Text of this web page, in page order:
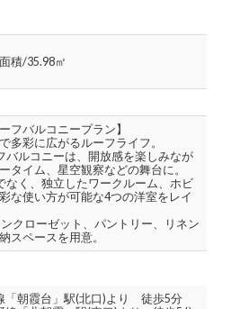
積/35.98㎡
フバルコニープラン】
多彩に広がるルーフライフ。
バルコニーは、開放感を楽しみなが
タイム、星空観察などの舞台に。
なく、独立したワークルーム、ホビ
な使い方が可能な4つの洋室をレイ
クローゼット、パントリー、リネン
スペースを用意。
「朝霞台」駅(北口)より 徒歩5分